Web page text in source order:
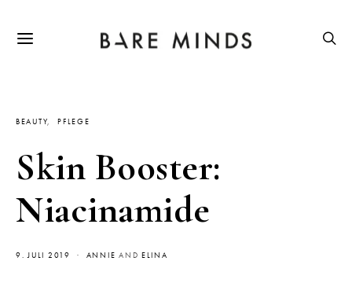
BEAUTY PFLEGE
Skin Booster:
Niacinamide
9. JULI 2019 ANNIE ANDELINA